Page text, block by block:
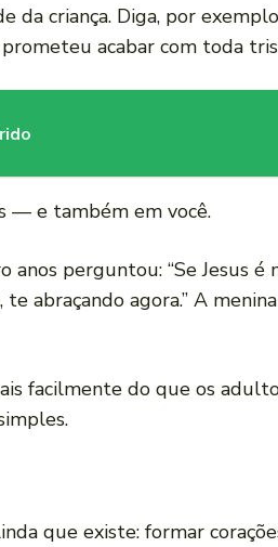
da criança. Diga, por
acabar com toda
— e também em você.
perguntou: “Se Jesus é
abraçando agora.” A
facilmente do que os
que existe: formar